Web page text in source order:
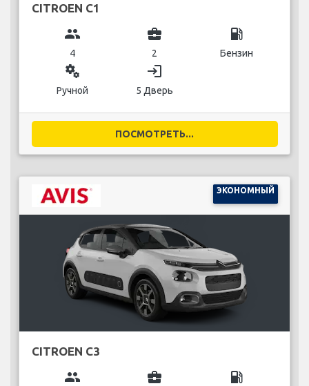
CITROEN C1
group
4
business_center
2
local_gas_station
Бензин
miscellaneous_services
Ручной
login
5 Дверь
ПОСМОТРЕТЬ...
ЭКОНОМНЫЙ
CITROEN C3
group business_center local_gas_station